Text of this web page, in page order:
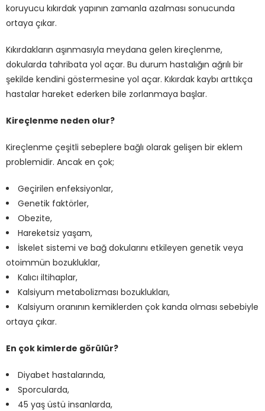
koruyucu kıkırdak yapının zamanla azalması sonucunda
ortaya çıkar.
Kıkırdakların aşınmasıyla meydana gelen kireçlenme,
dokularda tahribata yol açar. Bu durum hastalığın ağrılı bir
şekilde kendini göstermesine yol açar. Kıkırdak kaybı arttıkça
hastalar hareket ederken bile zorlanmaya başlar.
Kireçlenme neden olur?
Kireçlenme çeşitli sebeplere bağlı olarak gelişen bir eklem
problemidir. Ancak en çok;
Geçirilen enfeksiyonlar,
Genetik faktörler,
Obezite,
Hareketsiz yaşam,
İskelet sistemi ve bağ dokularını etkileyen genetik veya
otoimmün bozukluklar,
Kalıcı iltihaplar,
Kalsiyum metabolizması bozuklukları,
Kalsiyum oranının kemiklerden çok kanda olması sebebiyle
ortaya çıkar.
En çok kimlerde görülür?
Diyabet hastalarında,
Sporcularda,
45 yaş üstü insanlarda,